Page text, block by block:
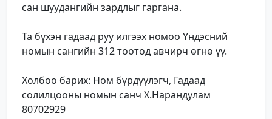
сан шуудангийн зардлыг гаргана.
Та бүхэн гадаад руу илгээх номоо Үндэсний
номын сангийн 312 тоотод авчирч өгнө үү.
Холбоо барих: Ном бүрдүүлэгч, Гадаад
солилцооны номын санч Х.Нарандулам
80702929